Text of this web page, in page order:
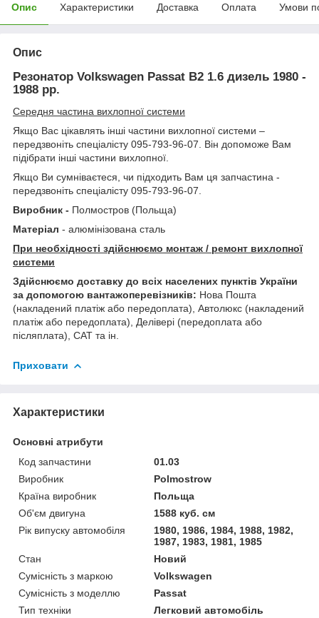
Опис Характеристики Доставка Оплата Умови
Опис
Резонатор Volkswagen Passat B2 1.6 дизель 1980 -
1988 рр.
Середня частина вихлопної системи
Якщо Вас цікавлять інші частини вихлопної системи –
передзвоніть спеціалісту 095-793-96-07. Він допоможе Вам
підібрати інші частини вихлопної.
Якщо Ви сумніваєтеся, чи підходить Вам ця запчастина -
передзвоніть спеціалісту 095-793-96-07.
Виробник - Полмостров (Польща)
Матеріал - алюмінізована сталь
При необхідності здійснюємо монтаж / ремонт вихлопної
системи
Здійснюємо доставку до всіх населених пунктів України
за допомогою вантажоперевізників: Нова Пошта
(накладений платіж або передоплата), Автолюкс (накладений
платіж або передоплата), Делівері (передоплата або
післяплата), САТ та ін.
Приховати
Характеристики
Основні атрибути
Код запчастини
01.03
Виробник
Polmostrow
Країна виробник
Польща
Об'єм двигуна
1588 куб. см
Рік випуску автомобіля
1980, 1986, 1984, 1988, 1982,
1987, 1983, 1981, 1985
Стан
Новий
Сумісність з маркою
Volkswagen
Сумісність з моделлю
Passat
Тип техніки
Легковий автомобіль